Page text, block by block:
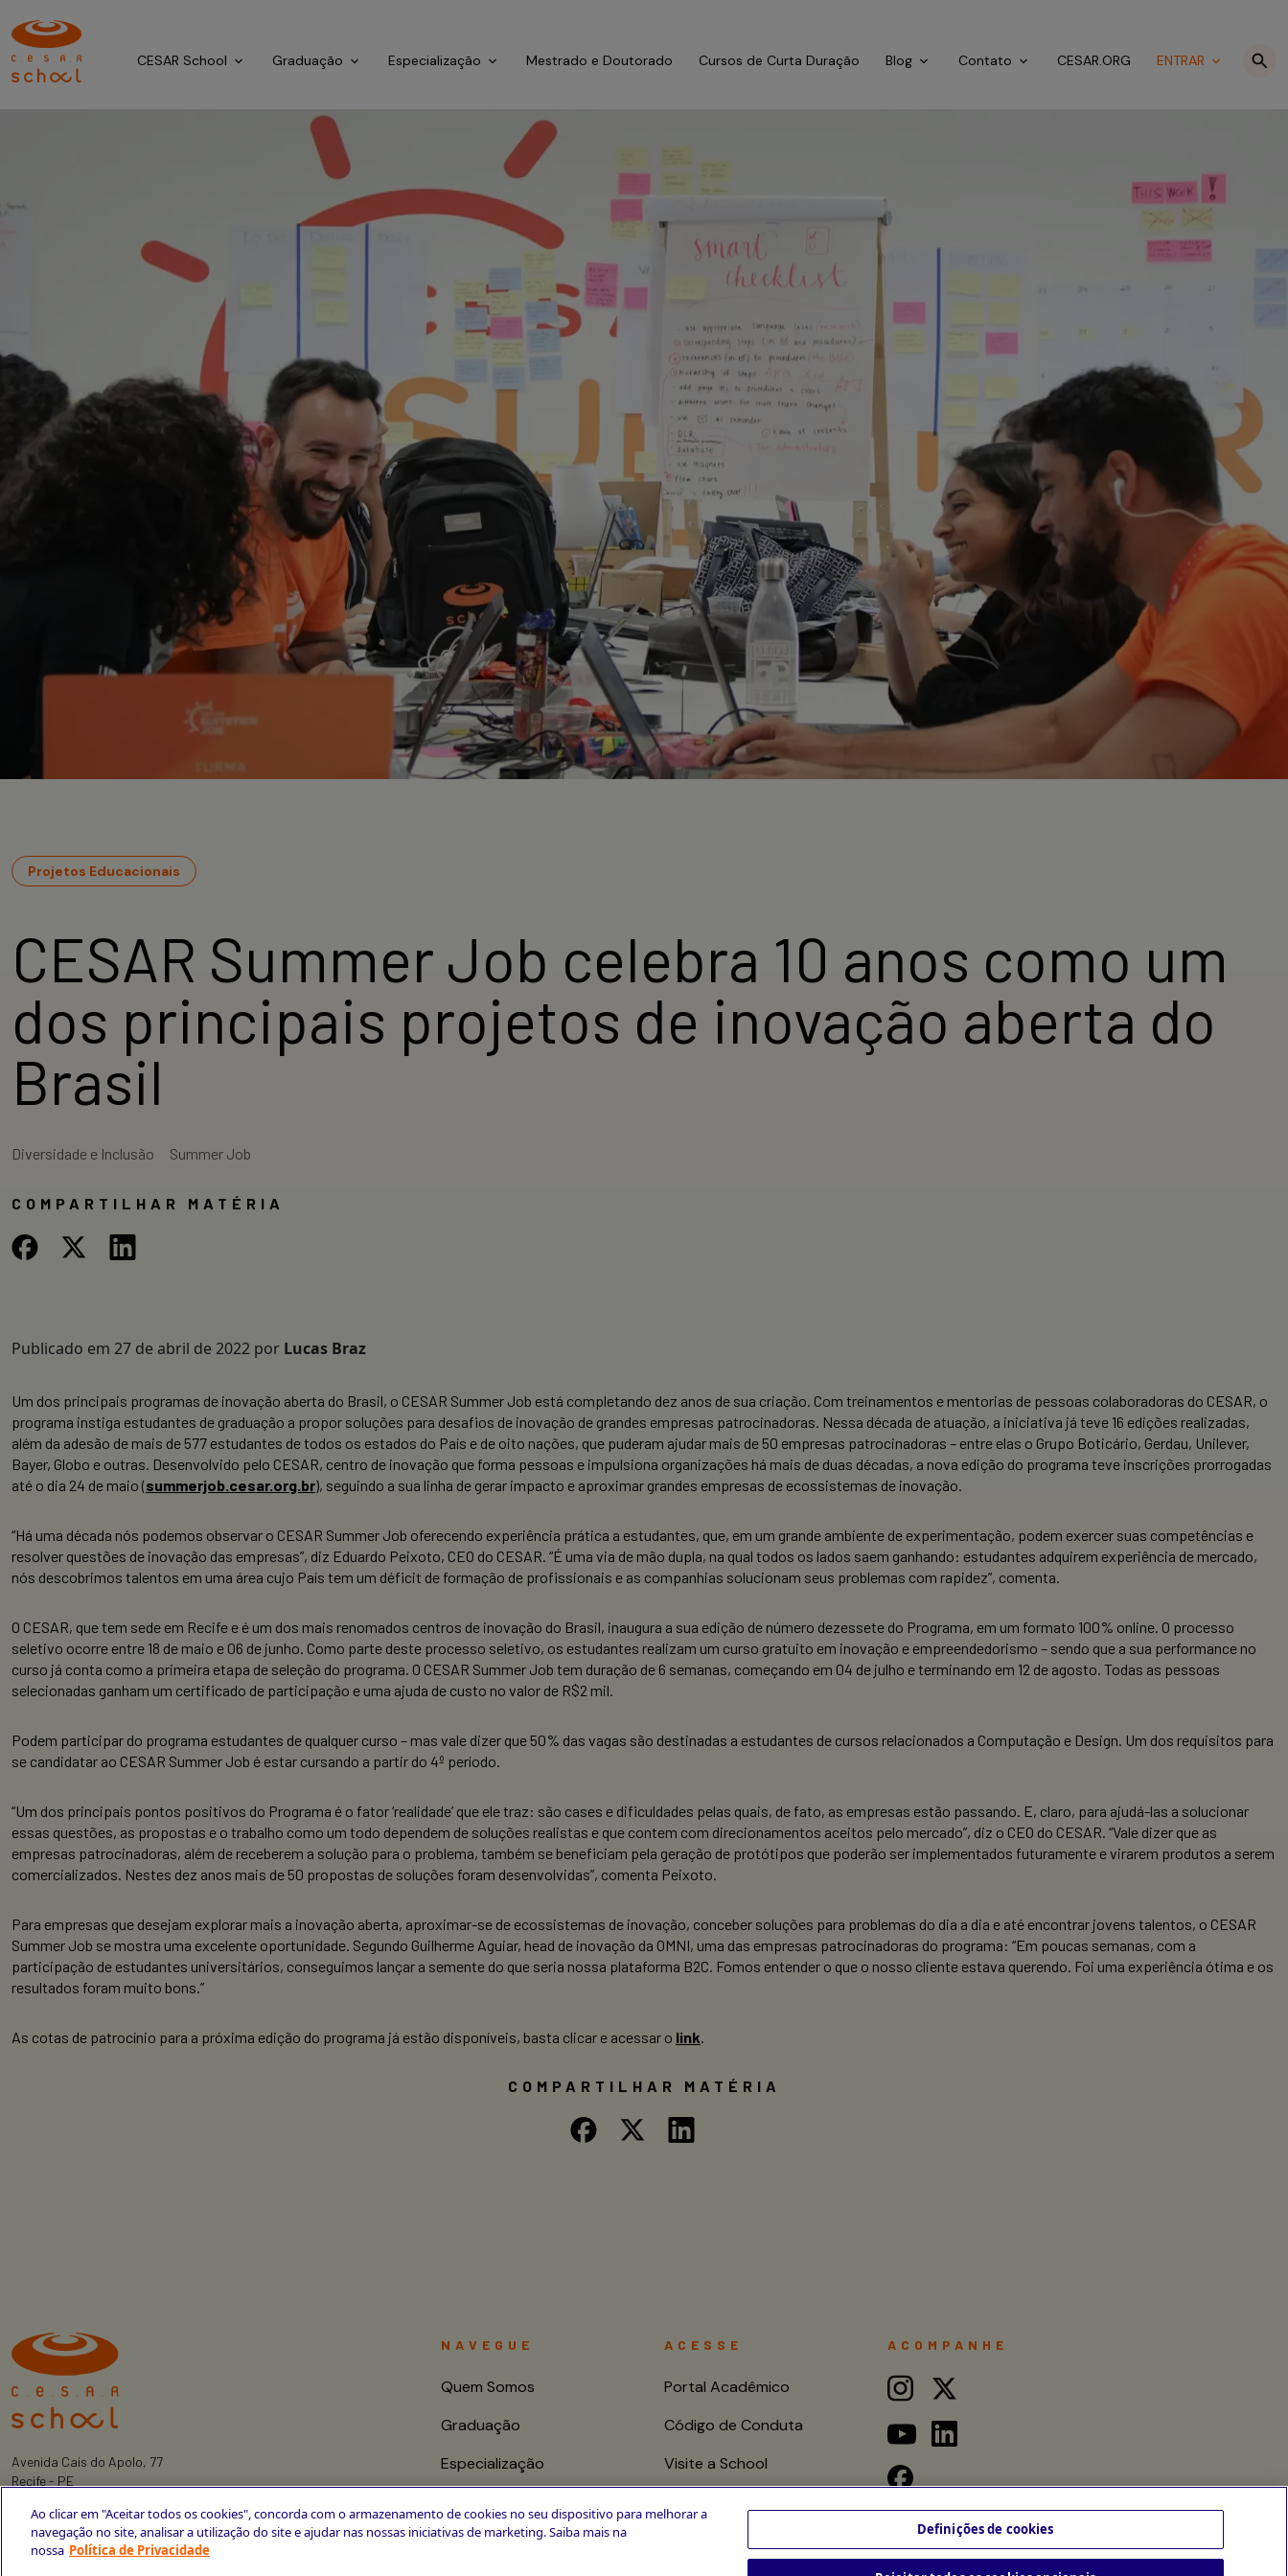
CESAR School Graduação Especialização Mestrado e Doutorado Cursos de Curta Duração Blog Contato CESAR.ORG ENTRAR
Projetos Educacionais
CESAR Summer Job celebra 10 anos como um
dos principais projetos de inovação aberta do
Brasil
Diversidade e Inclusão Summer Job
COMPARTILHAR MATÉRIA
Publicado em 27 de abril de 2022 por Lucas Braz
Um dos principais programas de inovação aberta do Brasil, o CESAR Summer Job está completando dez anos de sua criação. Com treinamentos e mentorias de pessoas colaboradoras do CESAR, o
programa instiga estudantes de graduação a propor soluções para desafios de inovação de grandes empresas patrocinadoras. Nessa década de atuação, a iniciativa já teve 16 edições realizadas,
além da adesão de mais de 577 estudantes de todos os estados do País e de oito nações, que puderam ajudar mais de 50 empresas patrocinadoras – entre elas o Grupo Boticário, Gerdau, Unilever,
Bayer, Globo e outras. Desenvolvido pelo CESAR, centro de inovação que forma pessoas e impulsiona organizações há mais de duas décadas, a nova edição do programa teve inscrições prorrogadas
até o dia 24 de maio (summerjob.cesar.org.br), seguindo a sua linha de gerar impacto e aproximar grandes empresas de ecossistemas de inovação.
“Há uma década nós podemos observar o CESAR Summer Job oferecendo experiência prática a estudantes, que, em um grande ambiente de experimentação, podem exercer suas competências e
resolver questões de inovação das empresas”, diz Eduardo Peixoto, CEO do CESAR. “É uma via de mão dupla, na qual todos os lados saem ganhando: estudantes adquirem experiência de mercado,
nós descobrimos talentos em uma área cujo País tem um déficit de formação de profissionais e as companhias solucionam seus problemas com rapidez”, comenta.
O CESAR, que tem sede em Recife e é um dos mais renomados centros de inovação do Brasil, inaugura a sua edição de número dezessete do Programa, em um formato 100% online. O processo
seletivo ocorre entre 18 de maio e 06 de junho. Como parte deste processo seletivo, os estudantes realizam um curso gratuito em inovação e empreendedorismo – sendo que a sua performance no
curso já conta como a primeira etapa de seleção do programa. O CESAR Summer Job tem duração de 6 semanas, começando em 04 de julho e terminando em 12 de agosto. Todas as pessoas
selecionadas ganham um certificado de participação e uma ajuda de custo no valor de R$2 mil.
Podem participar do programa estudantes de qualquer curso – mas vale dizer que 50% das vagas são destinadas a estudantes de cursos relacionados a Computação e Design. Um dos requisitos para
se candidatar ao CESAR Summer Job é estar cursando a partir do 4º período.
“Um dos principais pontos positivos do Programa é o fator ‘realidade’ que ele traz: são cases e dificuldades pelas quais, de fato, as empresas estão passando. E, claro, para ajudá-las a solucionar
essas questões, as propostas e o trabalho como um todo dependem de soluções realistas e que contem com direcionamentos aceitos pelo mercado”, diz o CEO do CESAR. “Vale dizer que as
empresas patrocinadoras, além de receberem a solução para o problema, também se beneficiam pela geração de protótipos que poderão ser implementados futuramente e virarem produtos a serem
comercializados. Nestes dez anos mais de 50 propostas de soluções foram desenvolvidas”, comenta Peixoto.
Para empresas que desejam explorar mais a inovação aberta, aproximar-se de ecossistemas de inovação, conceber soluções para problemas do dia a dia e até encontrar jovens talentos, o CESAR
Summer Job se mostra uma excelente oportunidade. Segundo Guilherme Aguiar, head de inovação da OMNI, uma das empresas patrocinadoras do programa: “Em poucas semanas, com a
participação de estudantes universitários, conseguimos lançar a semente do que seria nossa plataforma B2C. Fomos entender o que o nosso cliente estava querendo. Foi uma experiência ótima e os
resultados foram muito bons.”
As cotas de patrocínio para a próxima edição do programa já estão disponíveis, basta clicar e acessar o link.
COMPARTILHAR MATÉRIA
Avenida Cais do Apolo, 77
Recife - PE
+55 81 3419-6700
NAVEGUE
Quem Somos
Graduação
Especialização
Cursos de Curta
ACESSE
Portal Acadêmico
Código de Conduta
Visite a School
ACOMPANHE
Ao clicar em "Aceitar todos os cookies", concorda com o armazenamento de cookies no seu dispositivo para melhorar a
navegação no site, analisar a utilização do site e ajudar nas nossas iniciativas de marketing. Saiba mais na
nossa Política de Privacidade
Definições de cookies